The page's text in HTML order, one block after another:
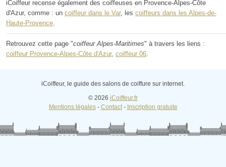
iCoiffeur recense également des coiffeuses en Provence-Alpes-Côte
d'Azur, comme : un coiffeur dans le Var, les coiffeurs dans les Alpes-de-
Haute-Provence
Retrouvez cette page "coiffeur Alpes-Maritimes" à travers les liens :
coiffeur Provence-Alpes-Côte d'Azur, coiffeur 06
iCoiffeur, le guide des salons de coiffure sur internet.
© 2026 iCoiffeur.fr
Mentions légales- Contact- Inscription gratuite